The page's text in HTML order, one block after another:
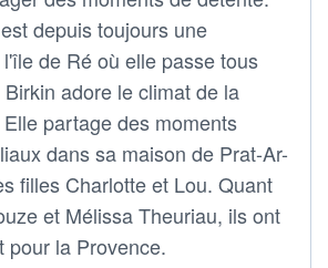
depuis toujours une
de Ré où elle passe tous
adore le climat de la
partage des moments
dans sa maison de Prat-Ar-
filles Charlotte et Lou. Quant
et Mélissa Theuriau, ils ont
la Provence.